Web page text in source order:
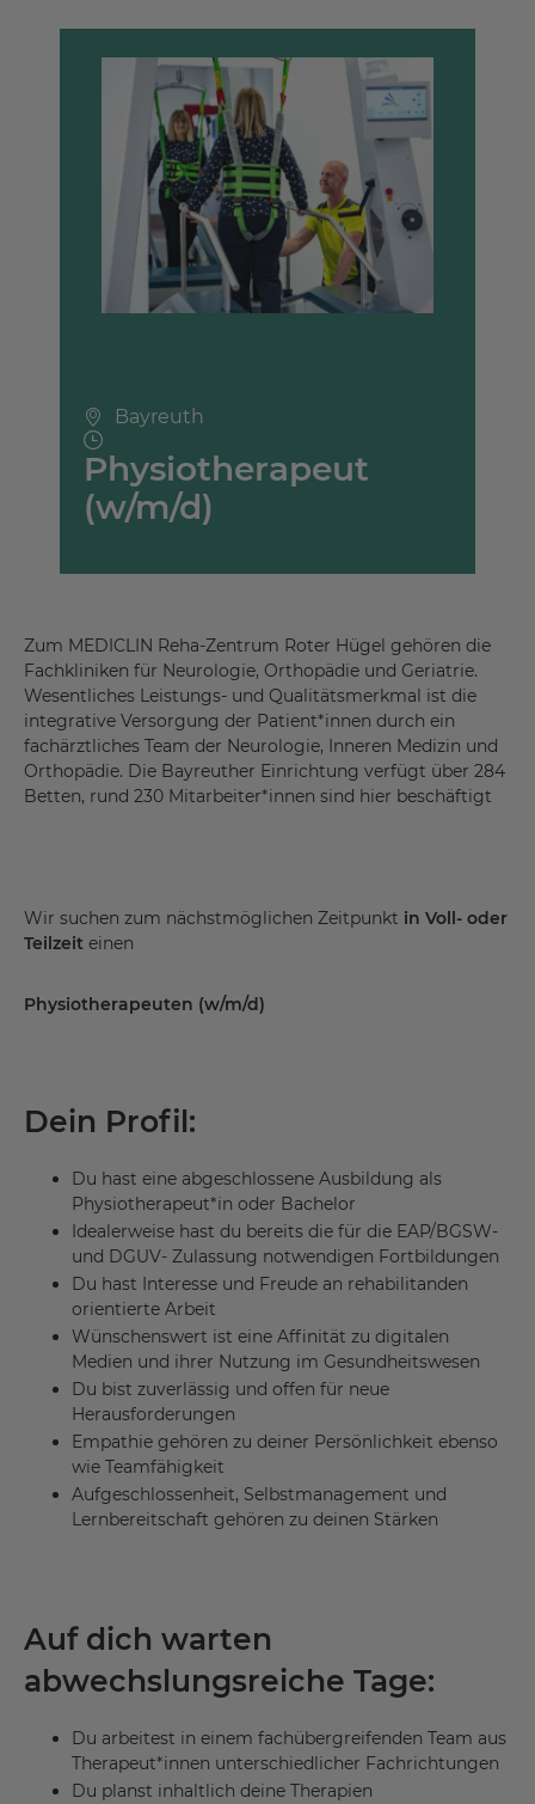
Bayreuth
Physiotherapeut
(w/m/d)
Zum MEDICLIN Reha-Zentrum Roter Hügel gehören die
Fachkliniken für Neurologie, Orthopädie und Geriatrie.
Wesentliches Leistungs- und Qualitätsmerkmal ist die
integrative Versorgung der Patient*innen durch ein
fachärztliches Team der Neurologie, Inneren Medizin und
Orthopädie. Die Bayreuther Einrichtung verfügt über 284
Betten, rund 230 Mitarbeiter*innen sind hier beschäftigt
Wir suchen zum nächstmöglichen Zeitpunkt in Voll- oder
Teilzeit einen
Physiotherapeuten (w/m/d)
Dein Profil:
Du hast eine abgeschlossene Ausbildung als
Physiotherapeut*in oder Bachelor
Idealerweise hast du bereits die für die EAP/BGSW-
und DGUV- Zulassung notwendigen Fortbildungen
Du hast Interesse und Freude an rehabilitanden
orientierte Arbeit
Wünschenswert ist eine Affinität zu digitalen
Medien und ihrer Nutzung im Gesundheitswesen
Du bist zuverlässig und offen für neue
Herausforderungen
Empathie gehören zu deiner Persönlichkeit ebenso
wie Teamfähigkeit
Aufgeschlossenheit, Selbstmanagement und
Lernbereitschaft gehören zu deinen Stärken
Auf dich warten
abwechslungsreiche Tage:
Du arbeitest in einem fachübergreifenden Team aus
Therapeut*innen unterschiedlicher Fachrichtungen
Du planst inhaltlich deine Therapien